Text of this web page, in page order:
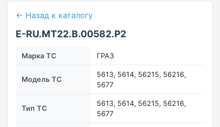
← Назад к каталогу
E-RU.MT22.В.00582.Р2
Марка ТС ГРАЗ
Модель ТС
5613, 5614, 56215, 56216,
5677
Тип ТС
5613, 5614, 56215, 56216,
5677